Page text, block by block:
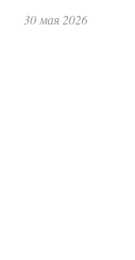
30 мая 2026